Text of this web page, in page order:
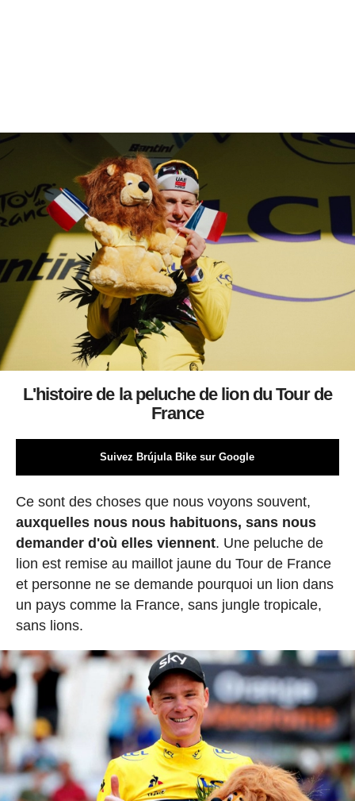
L'histoire de la peluche de lion du Tour de
France
Suivez Brújula Bike sur Google
Ce sont des choses que nous voyons souvent,
auxquelles nous nous habituons, sans nous
demander d'où elles viennent. Une peluche de
lion est remise au maillot jaune du Tour de France
et personne ne se demande pourquoi un lion dans
un pays comme la France, sans jungle tropicale,
sans lions.